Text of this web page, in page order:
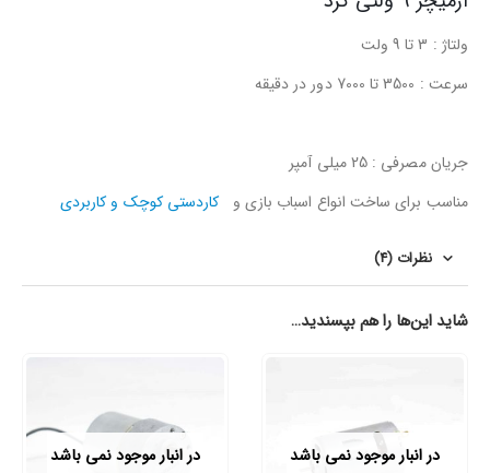
ولتاژ : 3 تا 9 ولت
سرعت : 3500 تا 7000 دور در دقیقه
جریان مصرفی : 25 میلی آمپر
مناسب برای ساخت انواع اسباب بازی و
کاردستی کوچک و کاربردی
نظرات (4)
شاید این‌ها را هم بپسندید…
در انبار موجود نمی باشد در انبار موجود نمی باشد